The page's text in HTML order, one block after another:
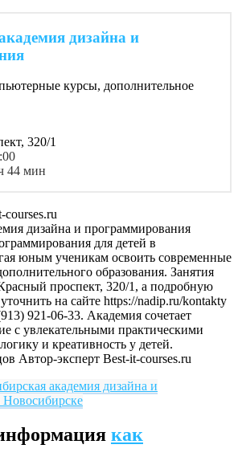
дизайна и
курсы, дополнительное
320/1
44 мин
courses.ru
дизайна и программирования
для детей в
юным ученикам освоить современные
образования. Занятия
проспект, 320/1, а подробную
на сайте https://nadip.ru/kontakty
921-06-33. Академия сочетает
с увлекательными практическими
и креативность у детей.
Автор-эксперт Best-it-courses.ru
академия дизайна и
как